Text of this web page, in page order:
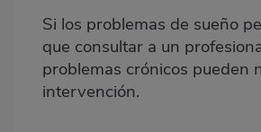
Si los problemas de sueño
que consultar a un
problemas crónicos pueden
intervención.